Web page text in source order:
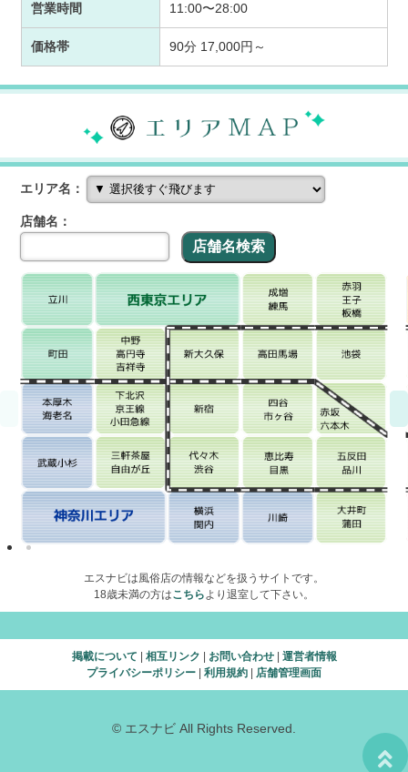
営業時間 11:00〜28:00
価格帯 90分 17,000円～
エリア名：
店舗名：
エスナビは風俗店の情報などを扱うサイトです。
18歳未満の方はこちらより退室して下さい。
掲載について 相互リンク お問い合わせ| 運営者情報
プライバシーポリシー
利用規約 店舗管理画面
© エスナビ All Rights Reserved.